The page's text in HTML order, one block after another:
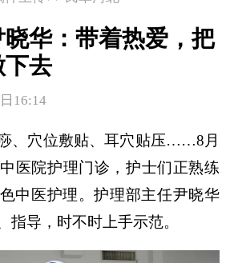
晓华：带着热爱，把
下去
16:14
、穴位敷贴、耳穴贴压……8月
医院护理门诊，护士们正熟练
中医护理。护理部主任尹晓华
指导，时不时上手示范。